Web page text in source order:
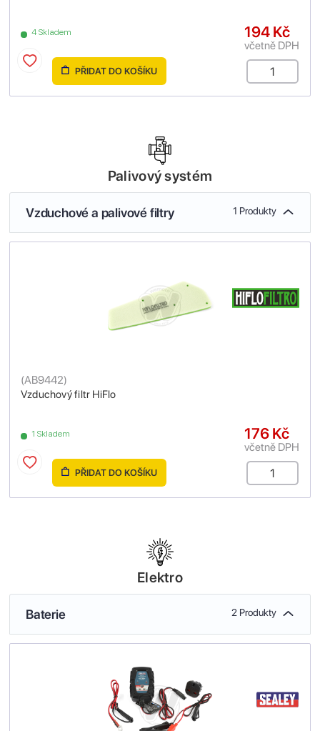
4 Skladem 194 Kč
včetně DPH
PŘIDAT DO KOŠÍKU
Palivový systém
Vzduchové a palivové filtry 1 Produkty
Vzduchový filtr HiFlo
(AB9442)
1 Skladem 176 Kč
včetně DPH
PŘIDAT DO KOŠÍKU
Elektro
Baterie 2 Produkty